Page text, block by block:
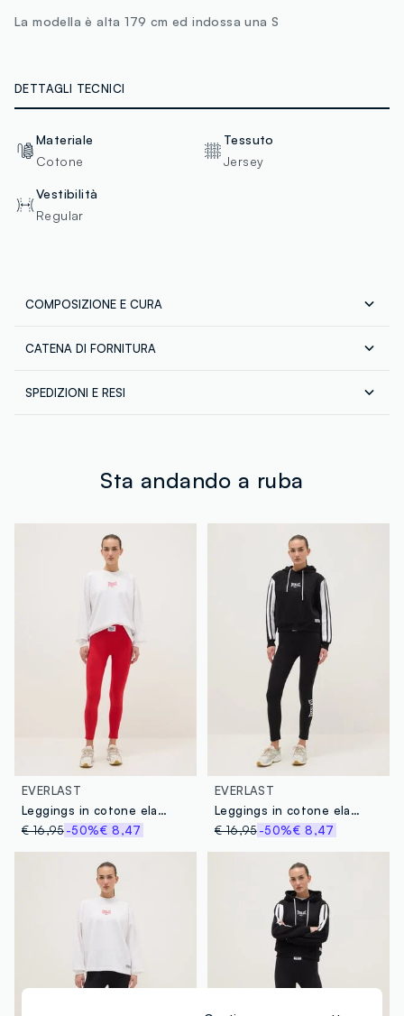
La modella è alta 179 cm ed indossa una S
DETTAGLI TECNICI
Materiale
Cotone
Tessuto
Jersey
Vestibilità
Regular
COMPOSIZIONE E CURA
Composizione: 95% COTONE,5% ELASTAN
CATENA DI FORNITURA
JB LICENSES SRL
SPEDIZIONI E RESI
tuoi prodotti in negozio, il servizio è sempre gratuito.
Sta andando a ruba
EVERLAST
Leggings in cotone elasticizzato rosso slim fit con logo Everlast
€ 16,95-50%€ 8,47
EVERLAST
Leggings in cotone elasticizzato nero regular fit con logo Everlast
€ 16,95 -50%€ 8,47